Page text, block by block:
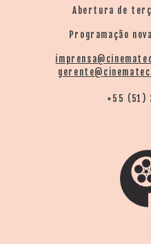
Abertura de
Programação
+55 (51)